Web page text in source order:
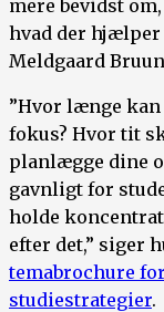
mere bevidst
hvad der
Meldgaard
”Hvor længe
fokus? Hvor tit
planlægge dine
gavnligt for
holde
efter det,” siger
temabrochure
studiestrategier.